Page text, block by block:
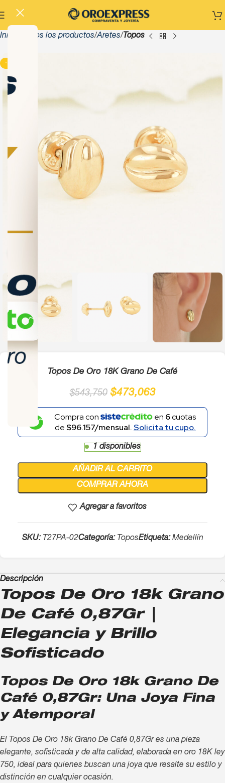
Inicio Todos los productos Aretes Topos
-13%
Topos De Oro 18K Grano De Café
$543,750 $473,063
Compra con en 6cuotas
de $96.157/mensual.Solicita tu cupo.
1 disponibles
AÑADIR AL CARRITO
COMPRAR AHORA
Agregar a favoritos
SKU: T27PA-02Categoría: ToposEtiqueta: Medellín
Descripción
Topos De Oro 18k Grano
De Café 0,87Gr |
Elegancia y Brillo
Sofisticado
Topos De Oro 18k Grano De
Café 0,87Gr: Una Joya Fina
y Atemporal
El Topos De Oro 18k Grano De Café 0,87Gr es una pieza
elegante, sofisticada y de alta calidad, elaborada en oro 18K ley
750, ideal para quienes buscan una joya que resalte su estilo y
distinción en cualquier ocasión.